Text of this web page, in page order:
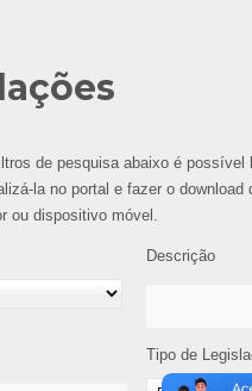
de pesquisa abaixo é possível
la no portal e fazer o download
ou dispositivo móvel.
Descrição
Tipo de